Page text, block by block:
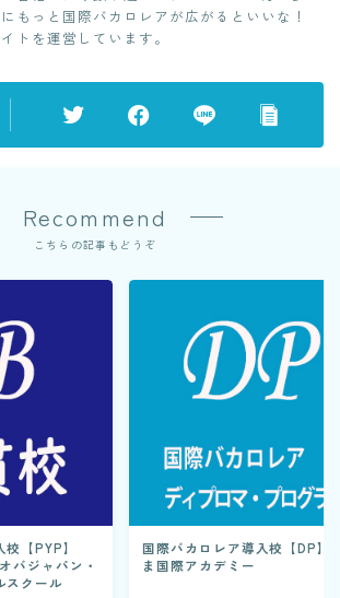
もっと国際バカロレアが広がるといいな！
トを運営しています。
Recommend
こちらの記事もどうぞ
【PYP】
バジャパン・
スクール
国際バカロレア導入校【DP】
ま国際アカデミー